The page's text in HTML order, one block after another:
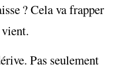
? Cela va frapper
Pas seulement